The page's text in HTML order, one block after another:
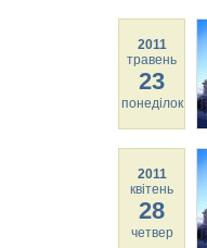
2011
травень
23
понеділок
2011
квітень
28
четвер